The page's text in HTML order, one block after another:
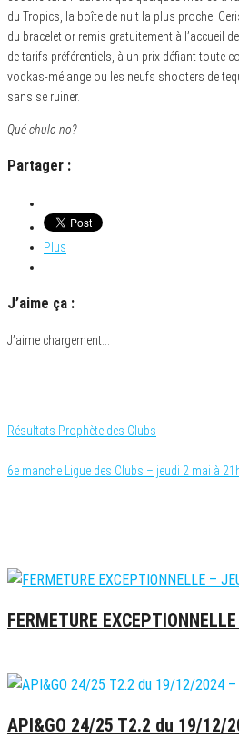
du Tropics, la boîte de nuit la plus proche.
du bracelet or remis gratuitement à l’accueil
de tarifs préférentiels, à un prix défiant toute
vodkas-mélange ou les neufs shooters de
sans se ruiner.
Qué chulo no?
Partager :
Plus
J’aime ça :
J’aime chargement…
Résultats Prophète des Clubs
6e manche Ligue des Clubs – jeudi 2 mai à
FERMETURE
API&GO 24/25 T2.2 du 19/12/